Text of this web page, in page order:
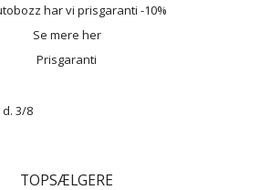
har vi prisgaranti -10%
Se mere her
Prisgaranti
3/8
TOPSÆLGERE